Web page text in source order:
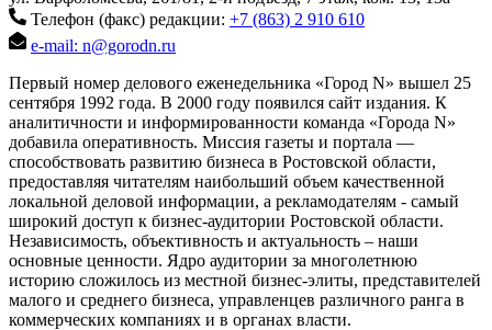
Телефон (факс) редакции: +7 (863) 2 910 610
e-mail: n@gorodn.ru
Первый номер делового еженедельника «Город N» вышел 25
сентября 1992 года. В 2000 году появился сайт издания. К
аналитичности и информированности команда «Города N»
добавила оперативность. Миссия газеты и портала —
способствовать развитию бизнеса в Ростовской области,
предоставляя читателям наибольший объем качественной
локальной деловой информации, а рекламодателям - самый
широкий доступ к бизнес-аудитории Ростовской области.
Независимость, объективность и актуальность – наши
основные ценности. Ядро аудитории за многолетнюю
историю сложилось из местной бизнес-элиты, представителей
малого и среднего бизнеса, управленцев различного ранга в
коммерческих компаниях и в органах власти.